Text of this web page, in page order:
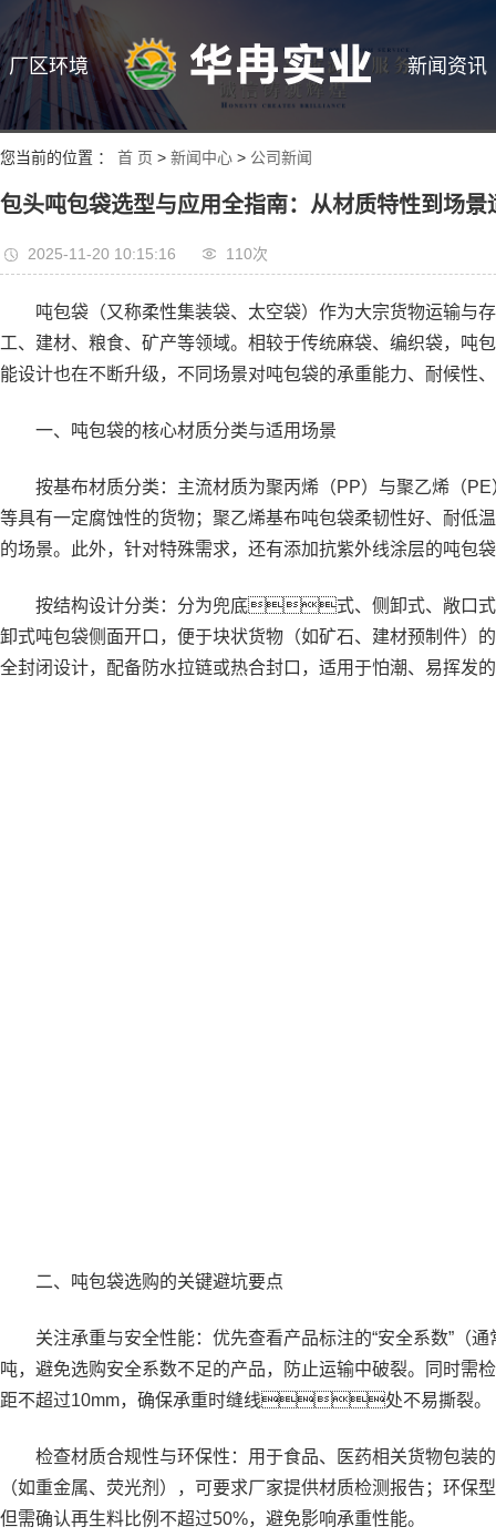
厂区环境 新闻资讯
您当前的位置 ： 首 页 > 新闻中心 > 公司新闻
包头吨包袋选型与应用全指南：从材质特性到场景
2025-11-20 10:15:16 110次
吨包袋（又称柔性集装袋、太空袋）作为大宗货物运输与存
工、建材、粮食、矿产等领域。相较于传统麻袋、编织袋，吨
能设计也在不断升级，不同场景对吨包袋的承重能力、耐
一、吨包袋的核心材质分类与适用场景
按基布材质分类：主流材质为聚丙烯（PP）与聚乙烯（PE
等具有一定腐蚀性的货物；聚乙烯基布吨包袋柔韧性好、耐
的场景。此外，针对特殊需求，还有添加抗紫外线涂层的吨包
按结构设计分类：分为兜底式、侧卸式、敞口式与
卸式吨包袋侧面开口，便于块状货物（如矿石、建材预制件）
全封闭设计，配备防水拉链或热合封口，适用于怕潮、易挥发
二、吨包袋选购的关键避坑要点
关注承重与安全性能：优先查看产品标注的“安全系数”（通
吨，避免选购安全系数不足的产品，防止运输中破裂。同时需
距不超过10mm，确保承重时缝线处不易撕裂。
检查材质合规性与环保性：用于食品、医药相关货物包装
（如重金属、荧光剂），可要求厂家提供材质检测报告；环
但需确认再生料比例不超过50%，避免影响承重性能。